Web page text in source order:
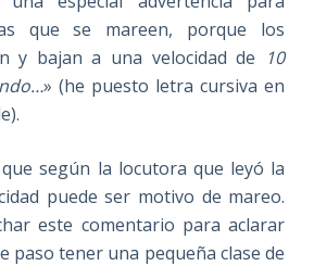
que se mareen, porque los
y bajan a una velocidad de
10
» (he puesto letra cursiva en
que según la locutora que leyó la
puede ser motivo de mareo.
este comentario para aclarar
paso tener una pequeña clase de